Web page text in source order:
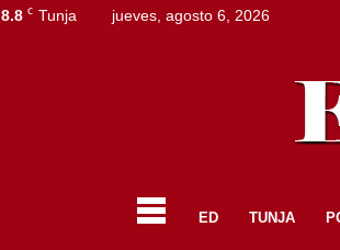
8.8 C Tunja jueves, agosto 6, 2026
ED TUNJA